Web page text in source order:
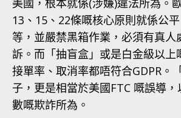
13、15、22條嘅核心原則就係公
等，並嚴禁黑箱作業，必須有真人
訴。而「抽盲盒」或是白金級以上
接單率、取消率都唔符合GDPR。
子，更是相當於美國FTC 嘅誤導
數嘅欺詐所為。